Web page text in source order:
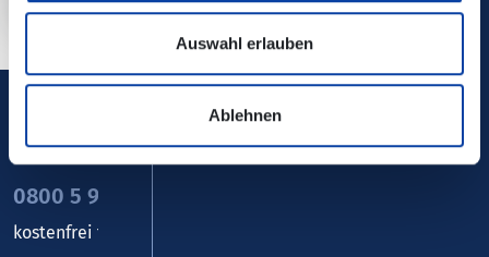
Auswahl erlauben
Ablehnen
0800 5 986 986
kostenfrei täglich 8 - 20 Uhr